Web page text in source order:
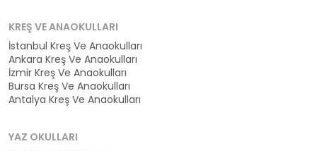
KREŞ VE ANAOKULLARI
İstanbul Kreş Ve Anaokulları
Ankara Kreş Ve Anaokulları
İzmir Kreş Ve Anaokulları
Bursa Kreş Ve Anaokulları
Antalya Kreş Ve Anaokulları
YAZ OKULLARI